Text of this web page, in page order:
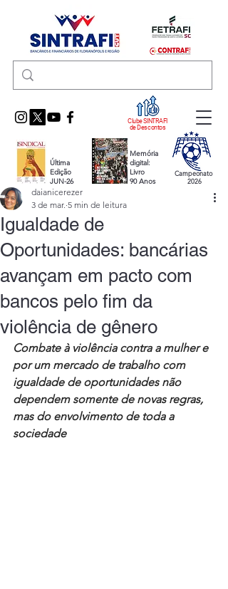
Clube SINTRAFI
de Descontos
Última
Edição
JUN-26
Memória
digital:
Livro
90 Anos
Campeonato
2026
Igualdade de
Oportunidades: bancárias
avançam em pacto com
bancos pelo fim da
violência de gênero
daianicerezer
3 de mar. 5 min de leitura
Combate à violência contra a mulher e
por um mercado de trabalho com
igualdade de oportunidades não
dependem somente de novas regras,
mas do envolvimento de toda a
sociedade